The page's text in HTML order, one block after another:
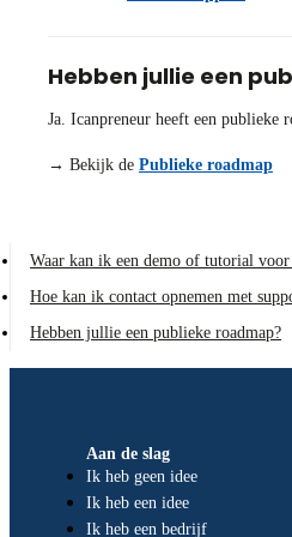
Hebben jullie een
Ja. Icanpreneur heeft een publieke
→ Bekijk de Publieke roadmap
Waar kan ik een demo of tutorial
Hoe kan ik contact opnemen met
Hebben jullie een publieke roadmap?
Aan de slag
Ik heb geen idee
Ik heb een idee
Ik heb een bedrijf